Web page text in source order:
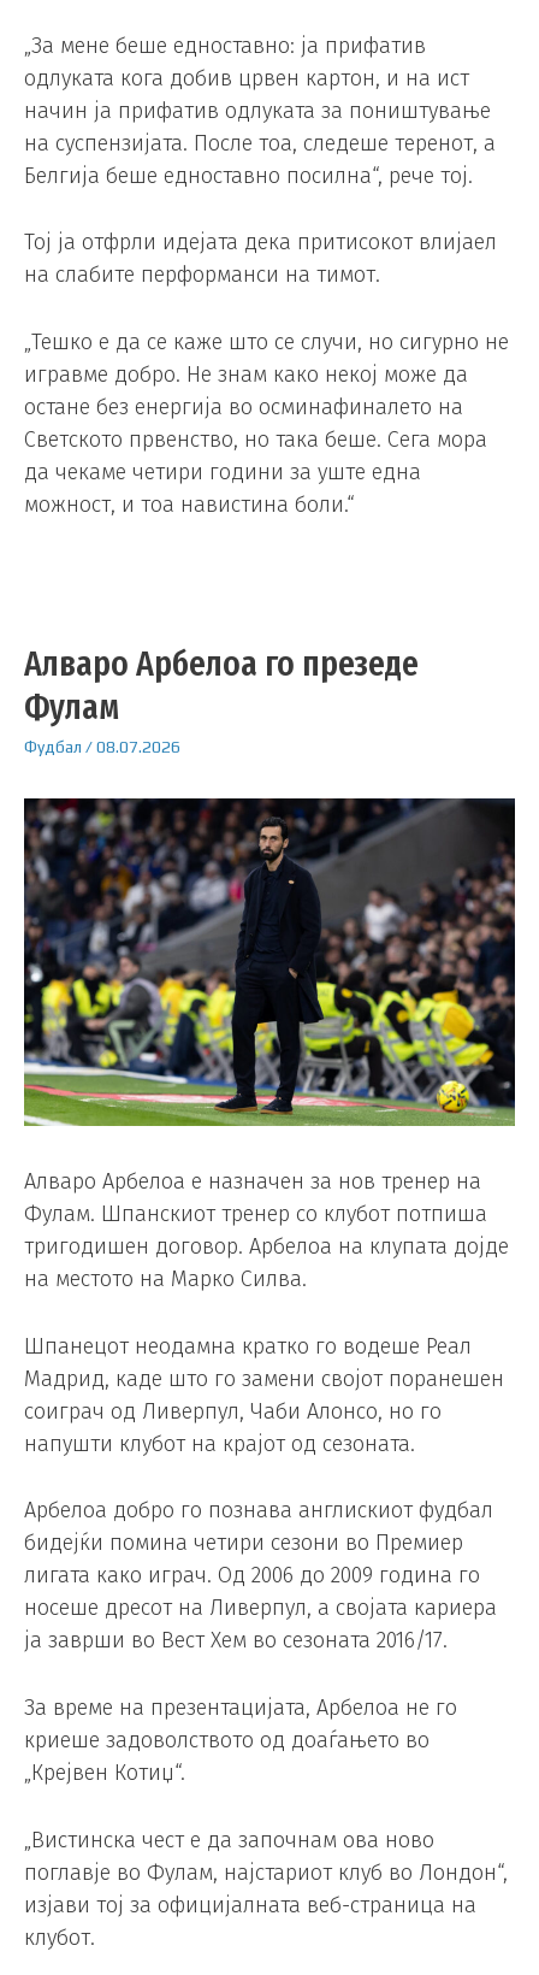
„За мене беше едноставно: ја прифатив
одлуката кога добив црвен картон, и на ист
начин ја прифатив одлуката за поништување
на суспензијата. После тоа, следеше теренот, а
Белгија беше едноставно посилна“, рече тој.
Тој ја отфрли идејата дека притисокот влијаел
на слабите перформанси на тимот.
„Тешко е да се каже што се случи, но сигурно не
игравме добро. Не знам како некој може да
остане без енергија во осминафиналето на
Светското првенство, но така беше. Сега мора
да чекаме четири години за уште една
можност, и тоа навистина боли.“
Алваро Арбелоа го презеде
Фулам
Фудбал /08.07.2026
Алваро Арбелоа е назначен за нов тренер на
Фулам. Шпанскиот тренер со клубот потпиша
тригодишен договор. Арбелоа на клупата дојде
на местото на Марко Силва.
Шпанецот неодамна кратко го водеше Реал
Мадрид, каде што го замени својот поранешен
соиграч од Ливерпул, Чаби Алонсо, но го
напушти клубот на крајот од сезоната.
Арбелоа добро го познава англискиот фудбал
бидејќи помина четири сезони во Премиер
лигата како играч. Од 2006 до 2009 година го
носеше дресот на Ливерпул, а својата кариера
ја заврши во Вест Хем во сезоната 2016/17.
За време на презентацијата, Арбелоа не го
криеше задоволството од доаѓањето во
„Крејвен Котиџ“.
„Вистинска чест е да започнам ова ново
поглавје во Фулам, најстариот клуб во Лондон“,
изјави тој за официјалната веб-страница на
клубот.